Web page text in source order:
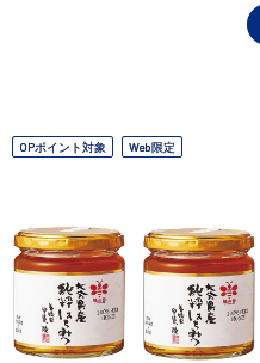
OPポイント対象 Web限定